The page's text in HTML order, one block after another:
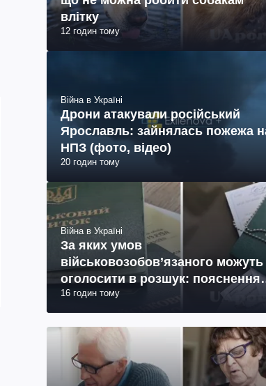
влітку
12 годин тому
Війна в Україні
Дрони атакували російський
Ярославль: зайнялась пожежа
НПЗ (фото, відео)
20 годин тому
Війна в Україні
За яких умов
військовозобов’язаного можуть
оголосити в розшук: пояснення
юриста
16 годин тому